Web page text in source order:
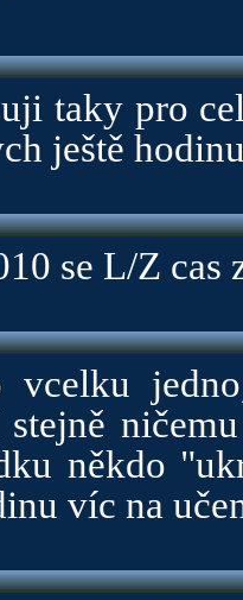
taky pro
ještě
se L/Z cas
stejně
někdo
víc na